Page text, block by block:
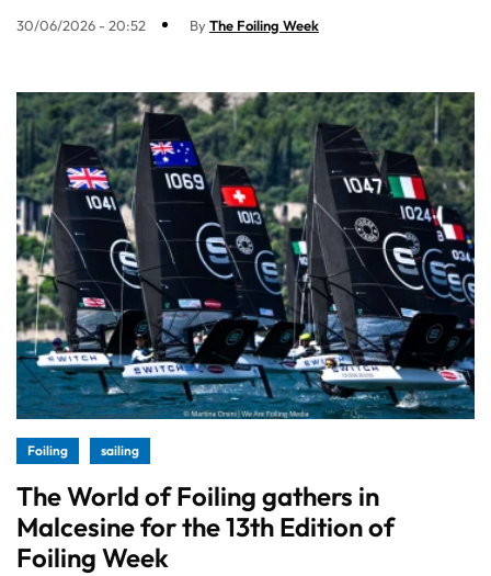
30/06/2026 - 20:52 ByThe Foiling Week
Foiling sailing
The World of Foiling gathers in
Malcesine for the 13th Edition of
Foiling Week